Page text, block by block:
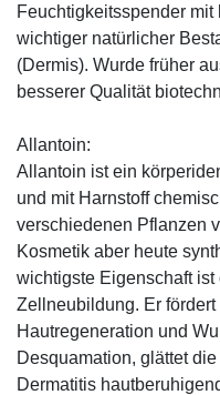
Feuchtigkeitsspender
wichtiger natürlicher
(Dermis). Wurde früher
besserer Qualität
Allantoin:
Allantoin ist ein
und mit Harnstoff
verschiedenen Pflanzen
Kosmetik aber heute
wichtigste Eigenschaft ist
Zellneubildung. Er
Hautregeneration und
Desquamation, glättet
Dermatitis